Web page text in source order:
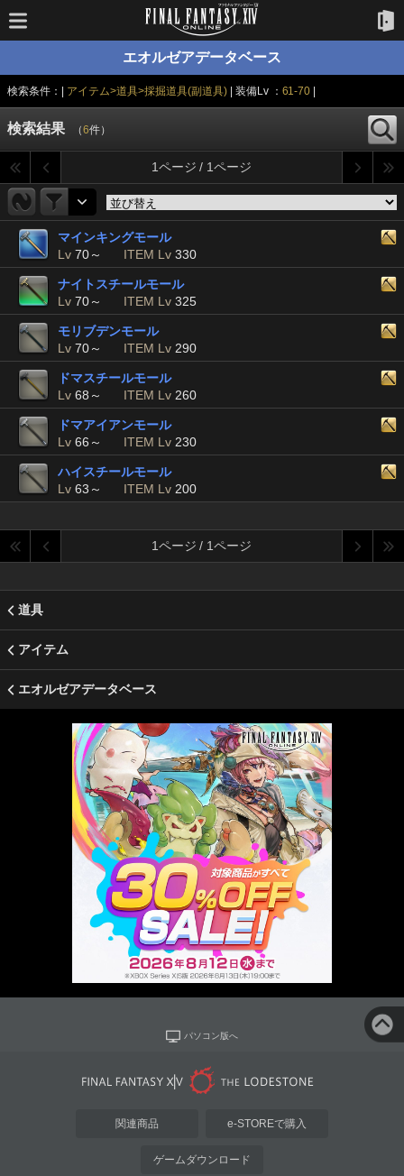
エオルゼアデータベース
検索条件：| アイテム>道具>採掘道具(副道具) | 装備Lv ： 61-70
検索結果 （6件）
1ページ / 1ページ
マインキングモール
Lv 70～ ITEM Lv 330
ナイトスチールモール
Lv 70～ ITEM Lv 325
モリブデンモール
Lv 70～ ITEM Lv 290
ドマスチールモール
Lv 68～ ITEM Lv 260
ドマアイアンモール
Lv 66～ ITEM Lv 230
ハイスチールモール
Lv 63～ ITEM Lv 200
1ページ / 1ページ
道具
アイテム
エオルゼアデータベース
パソコン版へ
関連商品 e-STOREで購入
ゲームダウンロード